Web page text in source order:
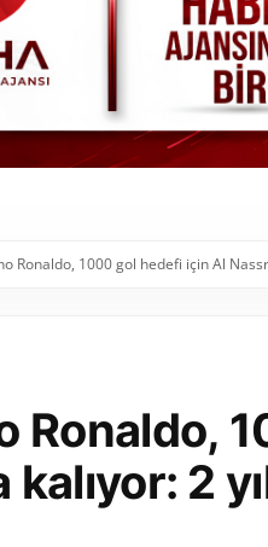
Ronaldo, 1000 gol hedefi için Al
Ronaldo,
kalıyor: 2